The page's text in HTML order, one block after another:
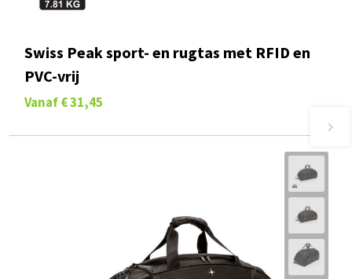
Swiss Peak sport- en rugtas met RFID en
PVC-vrij
Vanaf € 31,45